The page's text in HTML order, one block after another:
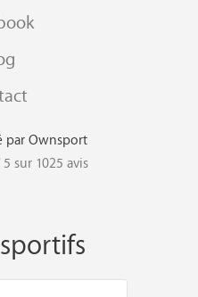
par Ownsport
sur 1025 avis